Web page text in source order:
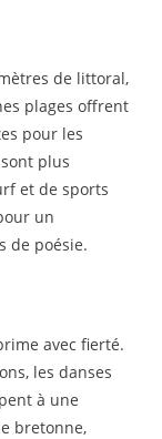
de littoral,
plages offrent
pour les
plus
et de sports
un
de poésie.
avec fierté.
les danses
à une
bretonne,